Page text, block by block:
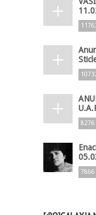
8276
7866